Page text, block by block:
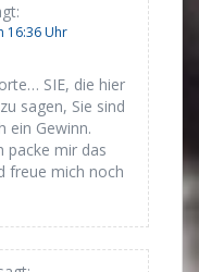
16:36 Uhr
SIE, die hier
sagen, Sie sind
ein Gewinn.
packe mir das
freue mich noch